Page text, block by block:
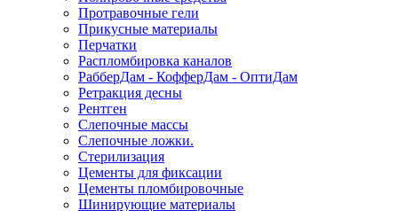
Протравочные гели
Прикусные материалы
Перчатки
Распломбировка каналов
РабберДам - КофферДам - ОптиДам
Ретракция десны
Рентген
Слепочные массы
Слепочные ложки.
Стерилизация
Цементы для фиксации
Цементы пломбировочные
Шинирующие материалы